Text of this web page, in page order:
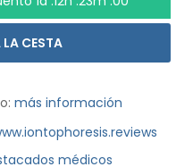
CESTA
más información
médicos